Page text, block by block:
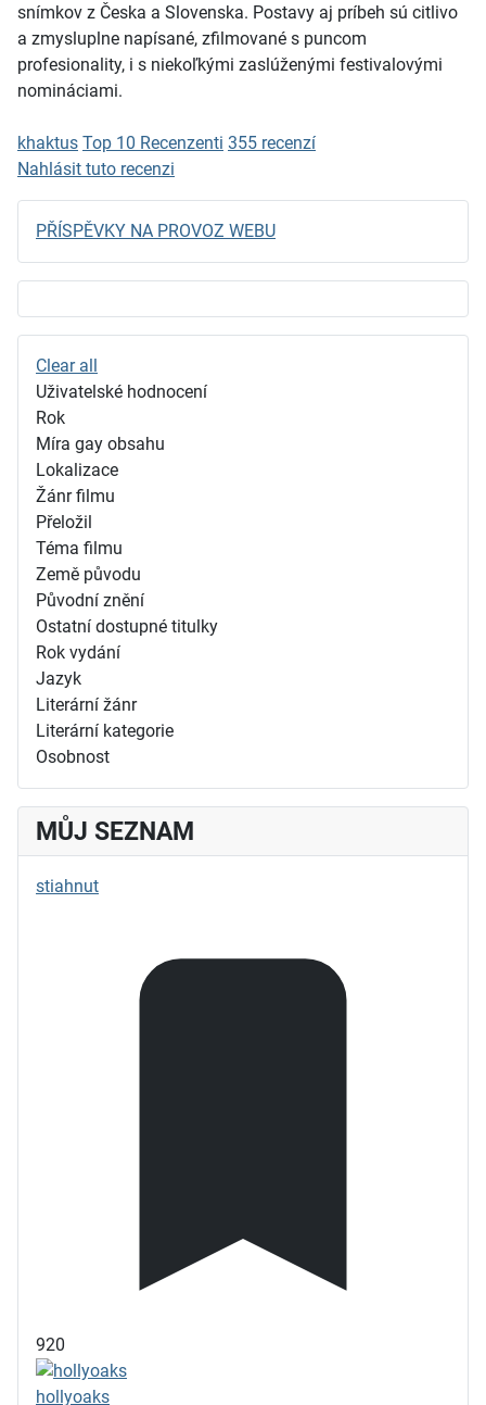
snímkov z Česka a Slovenska. Postavy aj príbeh sú citlivo
a zmysluplne napísané, zfilmované s puncom
profesionality, i s niekoľkými zaslúženými festivalovými
nomináciami.
khaktus Top 10 Recenzenti 355 recenzí
Nahlásit tuto recenzi
PŘÍSPĚVKY NA PROVOZ WEBU
Clear all
Uživatelské hodnocení
Rok
Míra gay obsahu
Lokalizace
Žánr filmu
Přeložil
Téma filmu
Země původu
Původní znění
Ostatní dostupné titulky
Rok vydání
Jazyk
Literární žánr
Literární kategorie
Osobnost
MŮJ SEZNAM
stiahnut
920
hollyoaks